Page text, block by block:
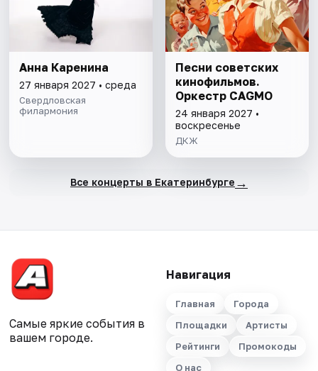
Анна Каренина
27 января 2027 • среда
Свердловская
филармония
Песни советских
кинофильмов.
Оркестр CAGMO
24 января 2027 •
воскресенье
ДКЖ
Все концерты в Екатеринбурге →
Самые яркие события в
вашем городе.
Навигация
Главная
Города
Площадки
Артисты
Рейтинги
Промокоды
О нас